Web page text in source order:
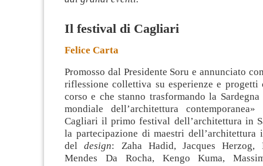
Il festival di Cagliari
Felice Carta
Promosso dal Presidente Soru e annunciato
riflessione collettiva su esperienze e progetti
corso e che stanno trasformando la
mondiale dell’architettura contemporanea»
Cagliari il primo festival dell’architettura in
la partecipazione di maestri dell’architettura
deldesign: Zaha Hadid, Jacques Herzog,
Mendes Da Rocha, Kengo Kuma,